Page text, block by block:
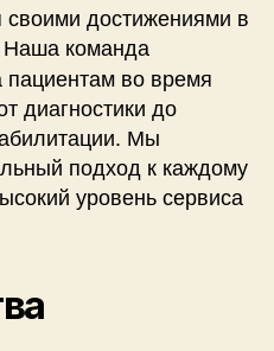
достижениями в
Наша команда
пациентам во время
диагностики до
Мы
подход к каждому
уровень сервиса